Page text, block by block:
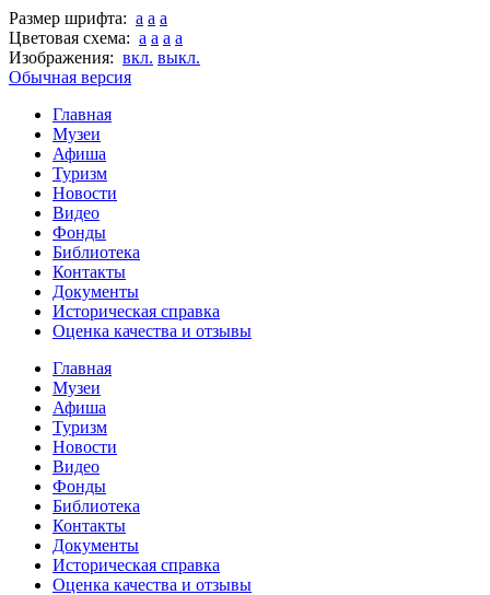
Размер шрифта: a a a
Цветовая схема: a a a a
Изображения: вкл. выкл.
Обычная версия
Главная
Музеи
Афиша
Туризм
Новости
Видео
Фонды
Библиотека
Контакты
Документы
Историческая справка
Оценка качества и отзывы
Главная
Музеи
Афиша
Туризм
Новости
Видео
Фонды
Библиотека
Контакты
Документы
Историческая справка
Оценка качества и отзывы